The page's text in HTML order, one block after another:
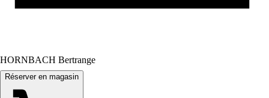
HORNBACH Bertrange
Réserver en magasin